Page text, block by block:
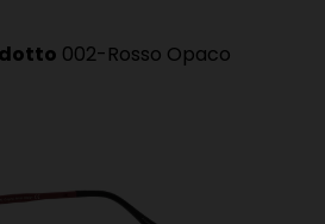
002-Rosso Opaco